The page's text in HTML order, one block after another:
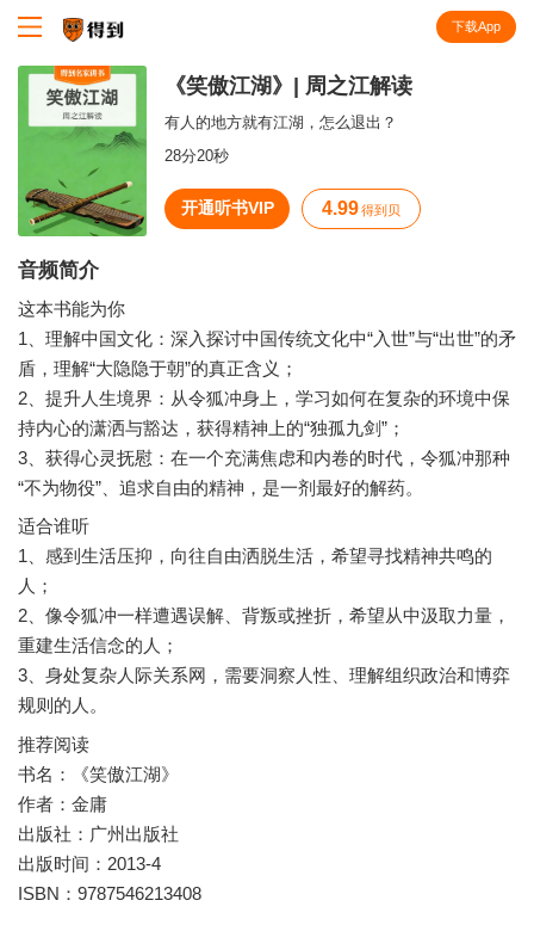
下载App
《笑傲江湖》| 周之江解读
有人的地方就有江湖，怎么退出？
28分20秒
开通听书VIP 4.99 得到贝
音频简介
这本书能为你
1、理解中国文化：深入探讨中国传统文化中“入世”与“出世”的矛
盾，理解“大隐隐于朝”的真正含义；
2、提升人生境界：从令狐冲身上，学习如何在复杂的环境中保
持内心的潇洒与豁达，获得精神上的“独孤九剑”；
3、获得心灵抚慰：在一个充满焦虑和内卷的时代，令狐冲那种
“不为物役”、追求自由的精神，是一剂最好的解药。
适合谁听
1、感到生活压抑，向往自由洒脱生活，希望寻找精神共鸣的
人；
2、像令狐冲一样遭遇误解、背叛或挫折，希望从中汲取力量，
重建生活信念的人；
3、身处复杂人际关系网，需要洞察人性、理解组织政治和博弈
规则的人。
推荐阅读
书名：《笑傲江湖》
作者：金庸
出版社：广州出版社
出版时间：2013-4
ISBN：9787546213408